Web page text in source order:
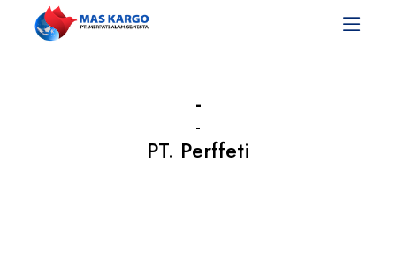
-
-
PT. Perffeti